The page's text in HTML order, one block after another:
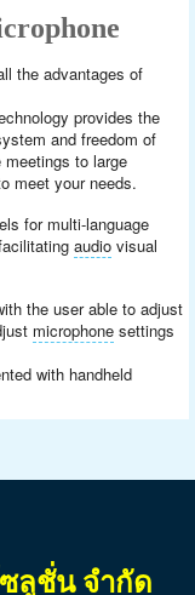
the advantages of
provides the
and freedom of
to large
meet your needs.
for multi-language
audiovisual
the user able to adjust
microphonesettings
with handheld
ลูชั่น จำกัด